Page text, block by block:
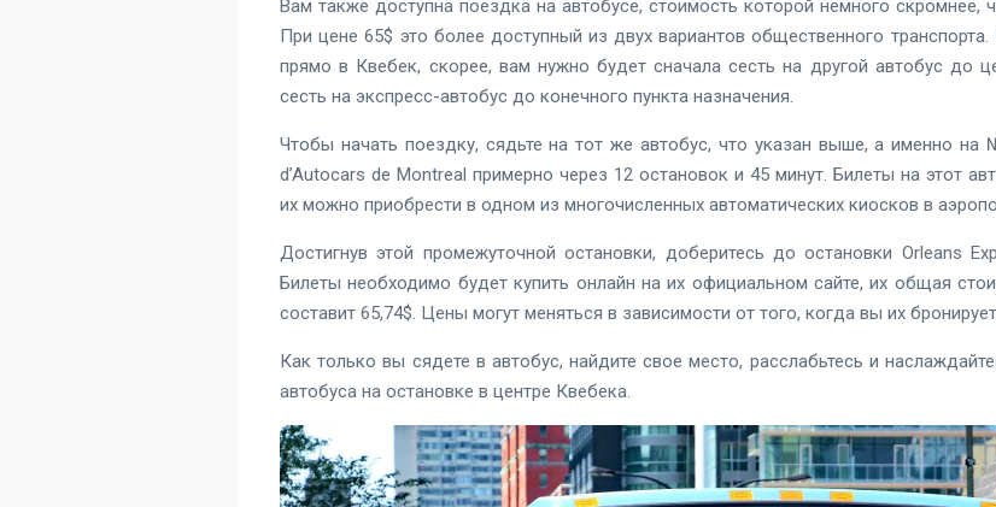
Вам также доступна поездка на автобусе, стоимость которой немного
При цене 65$ это более доступный из двух вариантов общественного
прямо в Квебек, скорее, вам нужно будет сначала сесть на другой автобус до
сесть на экспресс-автобус до конечного пункта назначения.
Чтобы начать поездку, сядьте на тот же автобус, что указан выше, а именно на
d’Autocars de Montreal примерно через 12 остановок и 45 минут. Билеты на этот
их можно приобрести в одном из многочисленных автоматических киосков в
Достигнув этой промежуточной остановки, доберитесь до остановки Orleans
Билеты необходимо будет купить онлайн на их официальном сайте, их общая
составит 65,74$. Цены могут меняться в зависимости от того, когда вы их
Как только вы сядете в автобус, найдите свое место, расслабьтесь и
автобуса на остановке в центре Квебека.